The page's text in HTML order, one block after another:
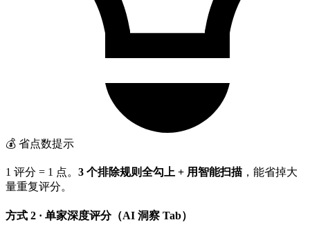
💰 省点数提示
1 评分 = 1 点。 3 个排除规则全勾上 + 用智能扫描 ，能省掉大
量重复评分。
方式 2 · 单家深度评分（AI 洞察 Tab）